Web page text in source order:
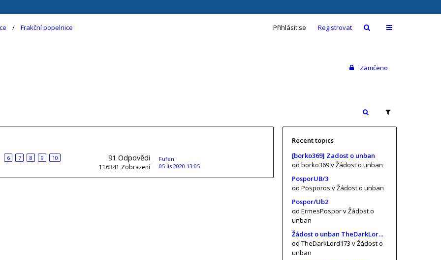
Přihlásit se Registrovat
Frakční popelnice
Zamčeno
6 7 8 9
10
91 Odpovědi
116341 Zobrazení
Fufen
05 lis 2020 13:05
Recent topics
[borko369] Zadost o unban
od borko369v Žádost o unban
PosporUB/3
od Posporos v Žádost o unban
Pospor/Ub2
od ErmesPosporv Žádost o
unban
Žádost o unban TheDarkLord173 (risa11, KrtkuvDort, MrKrabs) [vol. 2]
od TheDarkLord173 v Žádost o
unban